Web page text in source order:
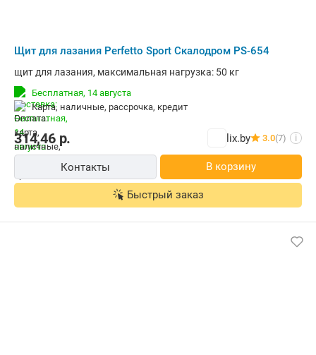
Щит для лазания Perfetto Sport Скалодром PS-654
щит для лазания, максимальная нагрузка: 50 кг
Бесплатная, 14 августа
карта, наличные, рассрочка, кредит
314,46р. lix.by 3.0(7) i
Контакты В корзину
Быстрый заказ